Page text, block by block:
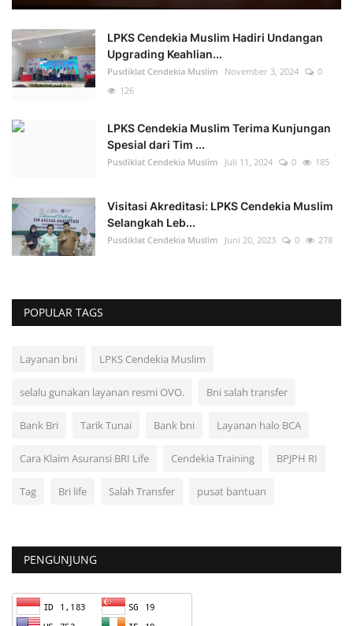
LPKS Cendekia Muslim Hadiri Undangan
Upgrading Keahlian...
Pusdiklat Cendekia Muslim November 3, 2024
0
126
LPKS Cendekia Muslim Terima Kunjungan
Spesial dari Tim ...
Pusdiklat Cendekia Muslim Juli 11, 2024 0 185
Visitasi Akreditasi: LPKS Cendekia Muslim
Selangkah Leb...
Pusdiklat Cendekia Muslim Juni 20, 2023 0 278
POPULAR TAGS
Layanan bni LPKS Cendekia Muslim
selalu gunakan layanan resmi OVO. Bni salah transfer
Bank Bri Tarik Tunai Bank bni Layanan halo BCA
Cara Klaim Asuransi BRI Life Cendekia Training BPJPH RI
Tag Bri life Salah Transfer pusat bantuan
PENGUNJUNG